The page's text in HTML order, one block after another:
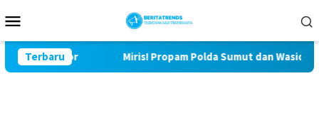
ke
Mobile
Terbaru
Bulu Lor Miris! Propam Polda Sumut dan Wasidik